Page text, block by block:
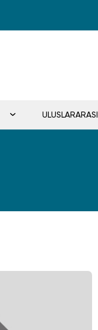
ULUSLARARASI